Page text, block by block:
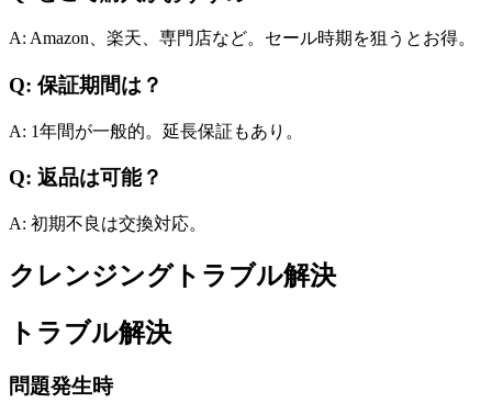
A: Amazon、楽天、専門店など。セール時期を狙うとお得。
Q: 保証期間は？
A: 1年間が一般的。延長保証もあり。
Q: 返品は可能？
A: 初期不良は交換対応。
クレンジングトラブル解決
トラブル解決
問題発生時